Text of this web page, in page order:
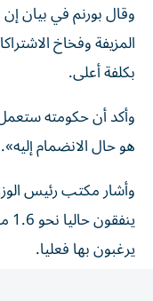
المزيفة وفخاخ
بكلفة أعلى.
وأكد أن حكومته
هو حال الانضمام إليه».
وأشار مكتب رئيس
يرغبون بها فعليا.